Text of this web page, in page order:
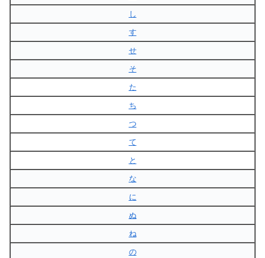
し
す
せ
そ
た
ち
つ
て
と
な
に
ぬ
ね
の